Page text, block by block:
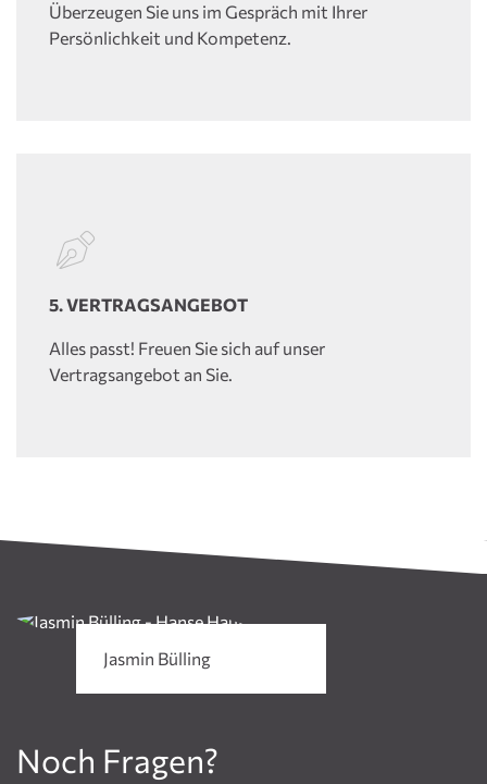
Überzeugen Sie uns im Gespräch mit Ihrer
Persönlichkeit und Kompetenz.
5. VERTRAGSANGEBOT
Alles passt! Freuen Sie sich auf unser
Vertragsangebot an Sie.
Jasmin Bülling
Noch Fragen?